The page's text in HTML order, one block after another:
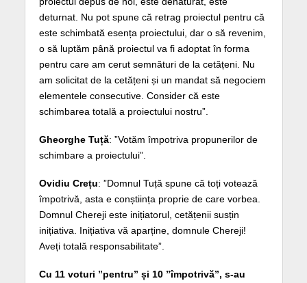
deturnat. Nu pot spune că retrag proiectul pentru că
este schimbată esența proiectului, dar o să revenim,
o să luptăm până proiectul va fi adoptat în forma
pentru care am cerut semnături de la cetățeni. Nu
am solicitat de la cetățeni și un mandat să negociem
elementele consecutive. Consider că este
schimbarea totală a proiectului nostru”.
Gheorghe Tuță: ”Votăm împotriva propunerilor de
schimbare a proiectului”.
Ovidiu Crețu: ”Domnul Tuță spune că toți votează
împotrivă, asta e conștiința proprie de care vorbea.
Domnul Chereji este inițiatorul, cetățenii susțin
inițiativa. Inițiativa vă aparține, domnule Chereji!
Aveți totală responsabilitate”.
Cu 11 voturi ”pentru” și 10 ”împotrivă”, s-au